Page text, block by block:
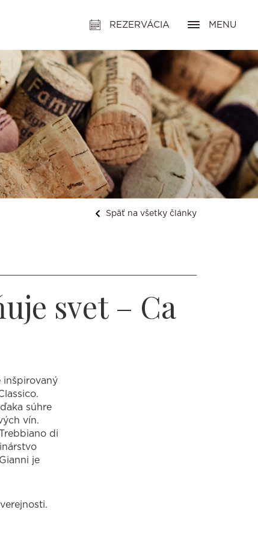
REZERVÁCIA MENU
Späť na všetky články
svet – Ca
inšpirovaný
súhre
vín.
di
je